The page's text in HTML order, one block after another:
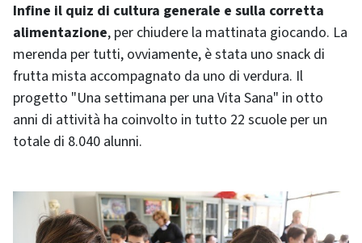
Infine il quiz di cultura generale e sulla corretta
alimentazione, per chiudere la mattinata giocando. La
merenda per tutti, ovviamente, è stata uno snack di
frutta mista accompagnato da uno di verdura. Il
progetto "Una settimana per una Vita Sana" in otto
anni di attività ha coinvolto in tutto 22 scuole per un
totale di 8.040 alunni.